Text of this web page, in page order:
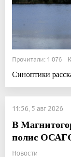
Прочитали: 1 076
Синоптики
11:56, 5 авг 2026
В
полис
Новости